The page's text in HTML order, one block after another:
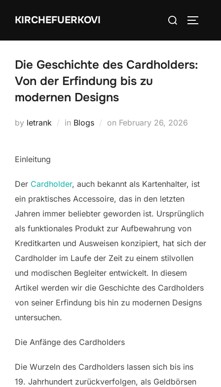
KIRCHEFUERKOVI
Search
Die Geschichte des Cardholders:
Von der Erfindung bis zu
modernen Designs
by letrank in Blogs on Posted
February 26, 2026
Einleitung
Der Cardholder, auch bekannt als Kartenhalter, ist
ein praktisches Accessoire, das in den letzten
Jahren immer beliebter geworden ist. Ursprünglich
als funktionales Produkt zur Aufbewahrung von
Kreditkarten und Ausweisen konzipiert, hat sich der
Cardholder im Laufe der Zeit zu einem stilvollen
und modischen Begleiter entwickelt. In diesem
Artikel werden wir die Geschichte des Cardholders
von seiner Erfindung bis hin zu modernen Designs
untersuchen.
Die Anfänge des Cardholders
Die Wurzeln des Cardholders lassen sich bis ins
19. Jahrhundert zurückverfolgen, als Geldbörsen